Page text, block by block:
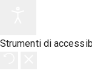
Strumenti di